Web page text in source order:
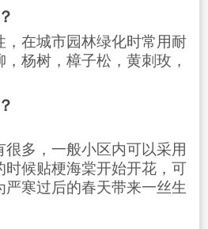
，在城市园林绿化时常用耐
杨树，樟子松，黄刺玫，
多，一般小区内可以采用
时候贴梗海棠开始开花，可
严寒过后的春天带来一丝生